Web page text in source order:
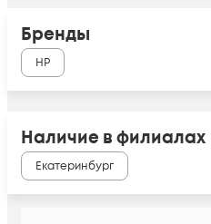
Бренды
HP
Наличие в филиалах
Екатеринбург